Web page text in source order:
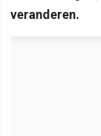
veranderen.